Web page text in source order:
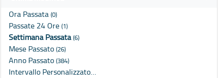
Ora Passata (0)
Passate 24 Ore (1)
Settimana Passata(6)
Mese Passato (26)
Anno Passato (384)
Intervallo Personalizzato…